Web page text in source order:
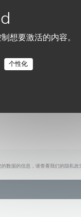
想要激活的内容。
个性化
!
数据的信息，请查看我们的隐私政